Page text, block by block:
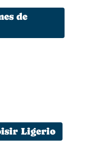
de
Ligerio